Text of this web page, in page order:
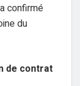
confirmé
du
de contrat